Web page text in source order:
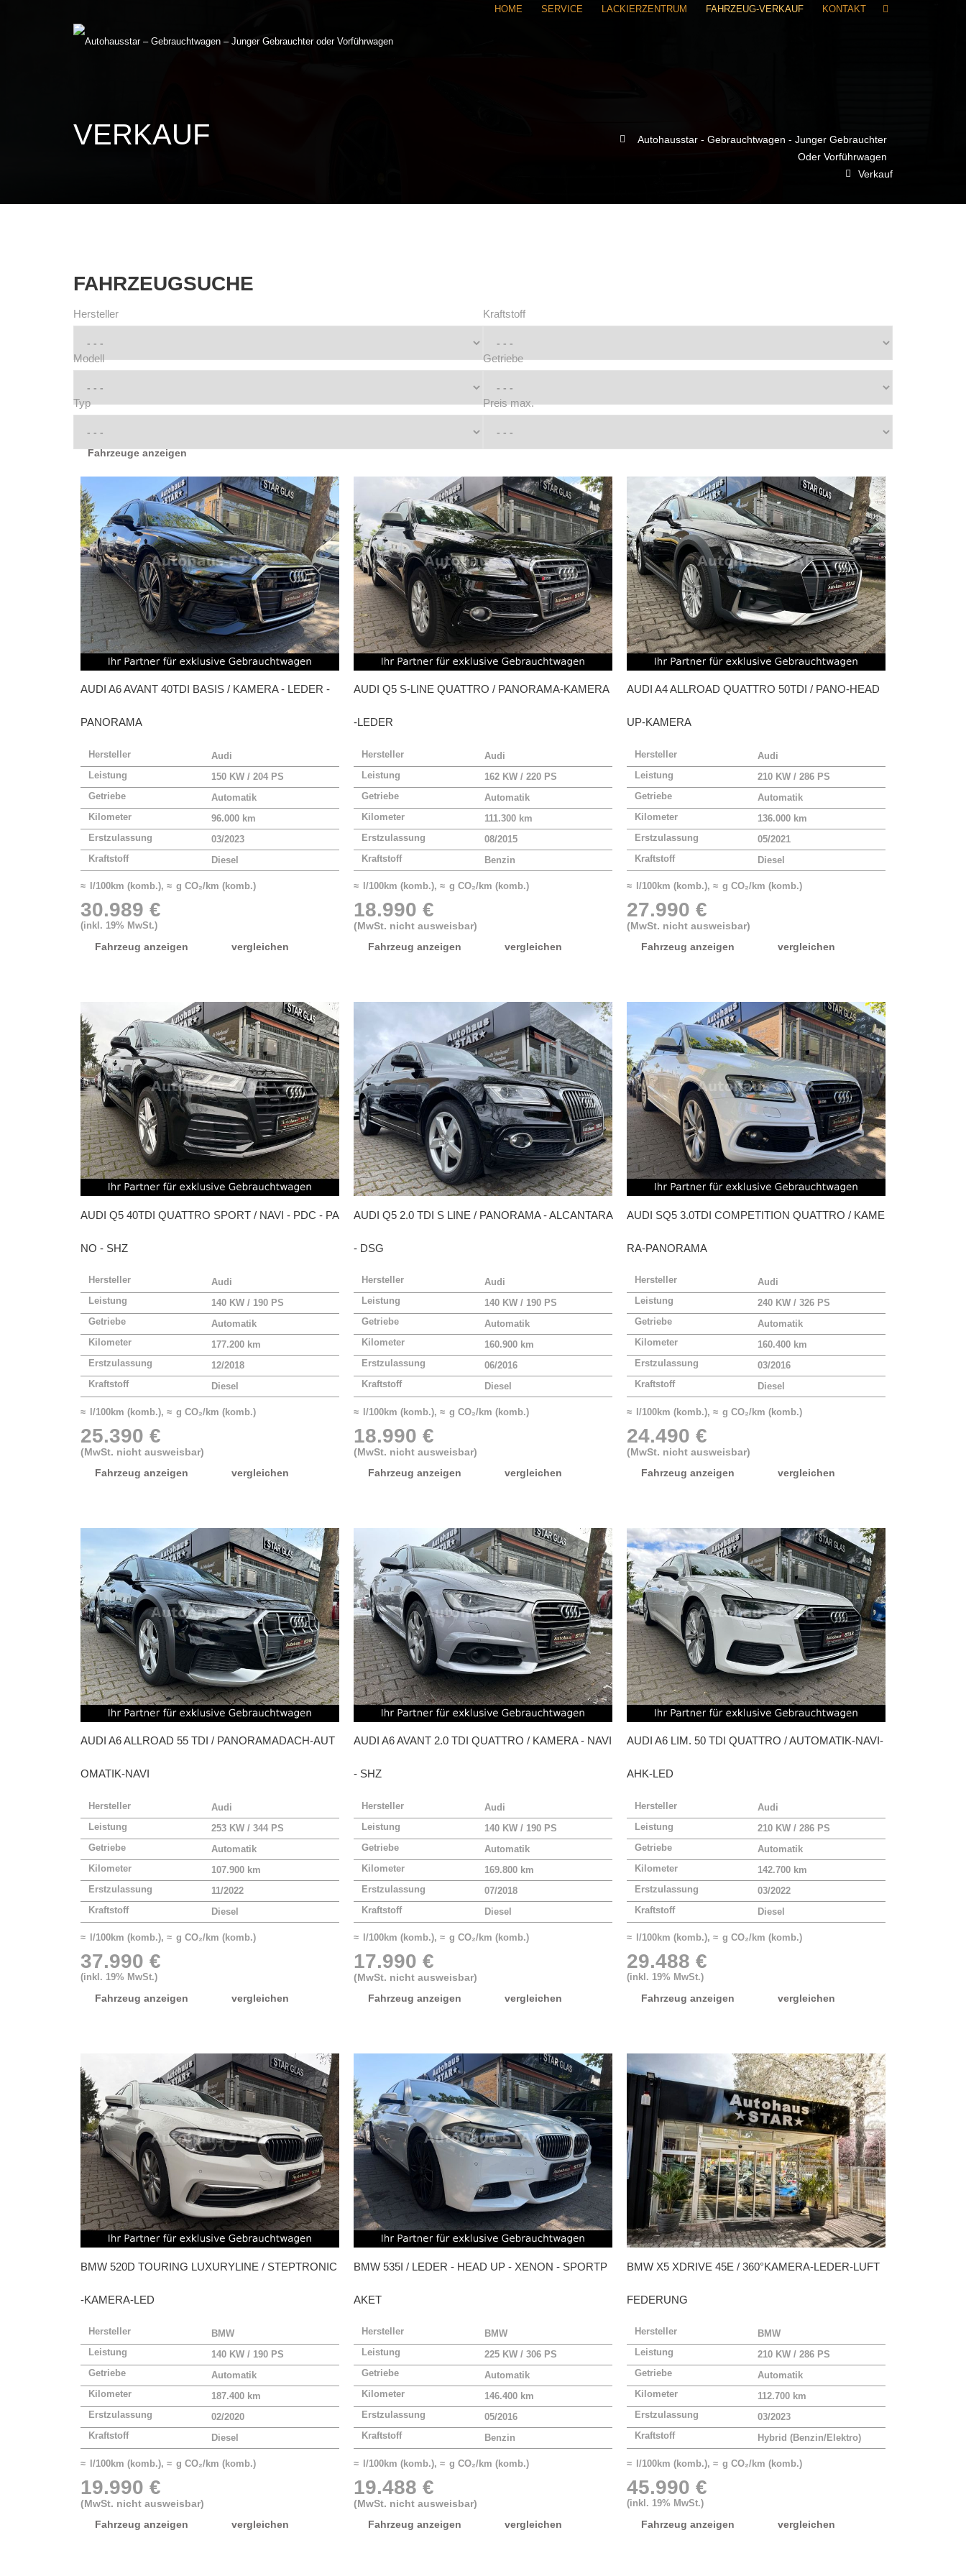
HOME SERVICE LACKIERZENTRUM FAHRZEUG-VERKAUF KONTAKT
VERKAUF
Autohausstar - Gebrauchtwagen - Junger Gebrauchter
Oder Vorführwagen
Verkauf
FAHRZEUGSUCHE
Hersteller
Modell
Typ
Kraftstoff
Getriebe
Preis max.
Fahrzeuge anzeigen
AUDI A6 AVANT 40TDI BASIS / KAMERA - LEDER -
PANORAMA
Hersteller
Audi
Leistung
150 KW / 204 PS
Getriebe
Automatik
Kilometer
96.000 km
Erstzulassung
03/2023
Kraftstoff
Diesel
≈ l/100km (komb.), ≈ g CO₂/km (komb.)
30.989 €
(inkl. 19% MwSt.)
Fahrzeug anzeigen vergleichen
AUDI Q5 S-LINE QUATTRO / PANORAMA-KAMERA
-LEDER
Hersteller
Audi
Leistung
162 KW / 220 PS
Getriebe
Automatik
Kilometer
111.300 km
Erstzulassung
08/2015
Kraftstoff
Benzin
≈ l/100km (komb.), ≈ g CO₂/km (komb.)
18.990 €
(MwSt. nicht ausweisbar)
Fahrzeug anzeigen
vergleichen
AUDI A4 ALLROAD QUATTRO 50TDI / PANO-HEAD
UP-KAMERA
Hersteller
Audi
Leistung
210 KW / 286 PS
Getriebe
Automatik
Kilometer
136.000 km
Erstzulassung
05/2021
Kraftstoff
Diesel
≈ l/100km (komb.), ≈ g CO₂/km (komb.)
27.990 €
(MwSt. nicht ausweisbar)
Fahrzeug anzeigen
vergleichen
AUDI Q5 40TDI QUATTRO SPORT / NAVI - PDC - PA
NO - SHZ
Hersteller
Audi
Leistung
140 KW / 190 PS
Getriebe
Automatik
Kilometer
177.200 km
Erstzulassung
12/2018
Kraftstoff
Diesel
≈ l/100km (komb.), ≈ g CO₂/km (komb.)
25.390 €
(MwSt. nicht ausweisbar)
Fahrzeug anzeigen
vergleichen
AUDI Q5 2.0 TDI S LINE / PANORAMA - ALCANTARA
- DSG
Hersteller
Audi
Leistung
140 KW / 190 PS
Getriebe
Automatik
Kilometer
160.900 km
Erstzulassung
06/2016
Kraftstoff
Diesel
≈ l/100km (komb.), ≈ g CO₂/km (komb.)
18.990 €
(MwSt. nicht ausweisbar)
Fahrzeug anzeigen
vergleichen
AUDI SQ5 3.0TDI COMPETITION QUATTRO / KAME
RA-PANORAMA
Hersteller
Audi
Leistung
240 KW / 326 PS
Getriebe
Automatik
Kilometer
160.400 km
Erstzulassung
03/2016
Kraftstoff
Diesel
≈ l/100km (komb.), ≈ g CO₂/km (komb.)
24.490 €
(MwSt. nicht ausweisbar)
Fahrzeug anzeigen
vergleichen
AUDI A6 ALLROAD 55 TDI / PANORAMADACH-AUT
OMATIK-NAVI
Hersteller
Audi
Leistung
253 KW / 344 PS
Getriebe
Automatik
Kilometer
107.900 km
Erstzulassung
11/2022
Kraftstoff
Diesel
≈ l/100km (komb.), ≈ g CO₂/km (komb.)
37.990 €
(inkl. 19% MwSt.)
Fahrzeug anzeigen vergleichen
AUDI A6 AVANT 2.0 TDI QUATTRO / KAMERA - NAVI
- SHZ
Hersteller
Audi
Leistung
140 KW / 190 PS
Getriebe
Automatik
Kilometer
169.800 km
Erstzulassung
07/2018
Kraftstoff
Diesel
≈ l/100km (komb.), ≈ g CO₂/km (komb.)
17.990 €
(MwSt. nicht ausweisbar)
Fahrzeug anzeigen
vergleichen
AUDI A6 LIM. 50 TDI QUATTRO / AUTOMATIK-NAVI-
AHK-LED
Hersteller
Audi
Leistung
210 KW / 286 PS
Getriebe
Automatik
Kilometer
142.700 km
Erstzulassung
03/2022
Kraftstoff
Diesel
≈ l/100km (komb.), ≈ g CO₂/km (komb.)
29.488 €
(inkl. 19% MwSt.)
Fahrzeug anzeigen vergleichen
BMW 520D TOURING LUXURYLINE / STEPTRONIC
-KAMERA-LED
Hersteller
BMW
Leistung
140 KW / 190 PS
Getriebe
Automatik
Kilometer
187.400 km
Erstzulassung
02/2020
Kraftstoff
Diesel
≈ l/100km (komb.), ≈ g CO₂/km (komb.)
19.990 €
(MwSt. nicht ausweisbar)
Fahrzeug anzeigen
vergleichen
BMW 535I / LEDER - HEAD UP - XENON - SPORTP
AKET
Hersteller
BMW
Leistung
225 KW / 306 PS
Getriebe
Automatik
Kilometer
146.400 km
Erstzulassung
05/2016
Kraftstoff
Benzin
≈ l/100km (komb.), ≈ g CO₂/km (komb.)
19.488 €
(MwSt. nicht ausweisbar)
Fahrzeug anzeigen
vergleichen
BMW X5 XDRIVE 45E / 360°KAMERA-LEDER-LUFT
FEDERUNG
Hersteller
BMW
Leistung
210 KW / 286 PS
Getriebe
Automatik
Kilometer
112.700 km
Erstzulassung
03/2023
Kraftstoff
Hybrid (Benzin/Elektro)
≈ l/100km (komb.), ≈ g CO₂/km (komb.)
45.990 €
(inkl. 19% MwSt.)
Fahrzeug anzeigen vergleichen